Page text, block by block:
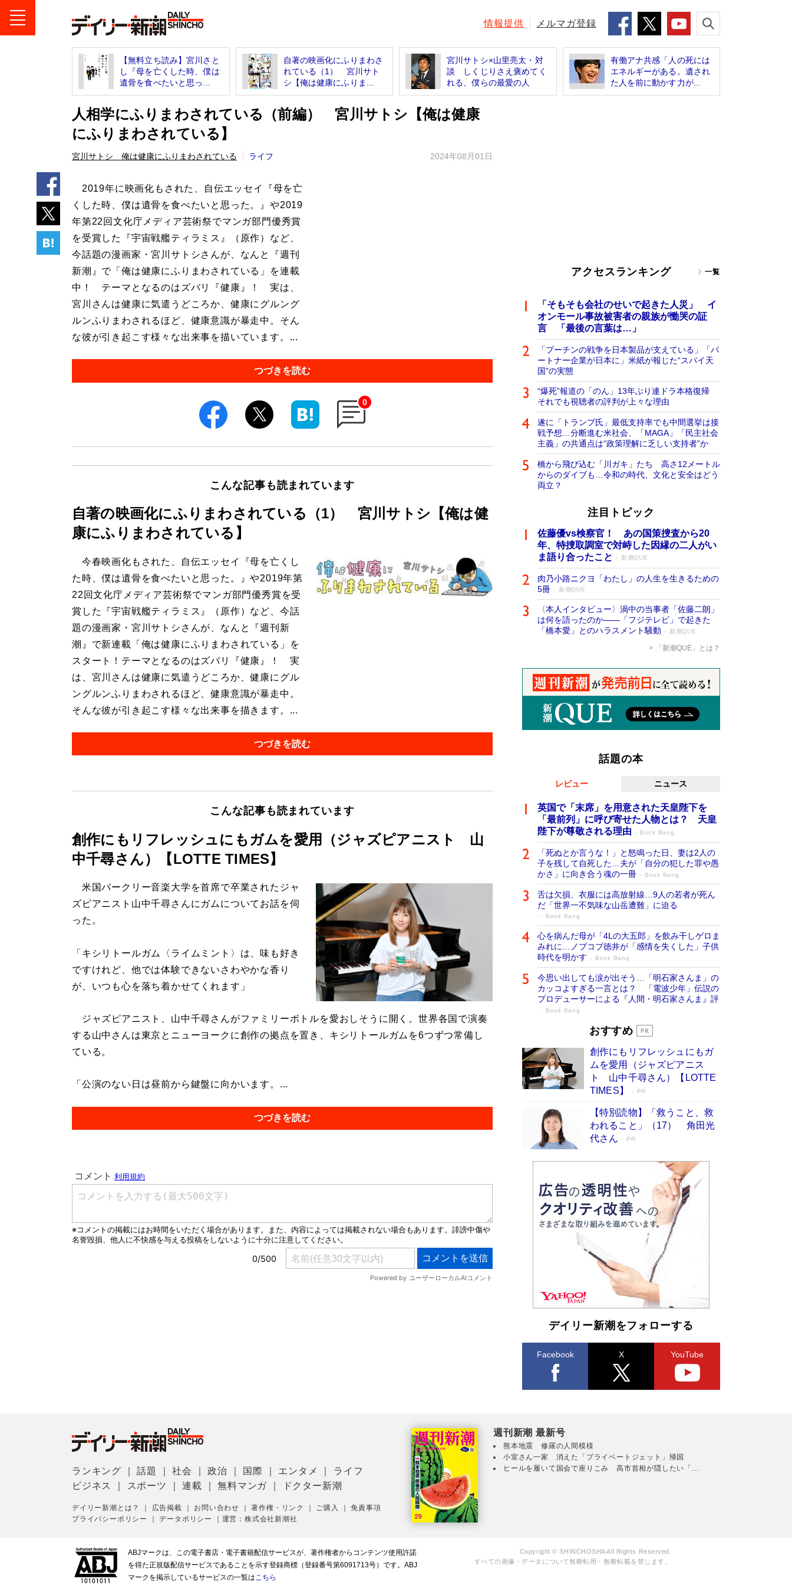
情報提供 メルマガ登録
【無料立ち読み】宮川さと
し『母を亡くした時、僕は
遺骨を食べたいと思っ...
自著の映画化にふりまわさ
れている（1） 宮川サト
シ【俺は健康にふりま...
宮川サトシ×山里亮太・対
談 しくじりさえ褒めてく
れる、僕らの最愛の人
有働アナ共感「人の死には
エネルギーがある。遺され
た人を前に動かす力が...
人相学にふりまわされている（前編） 宮川サトシ【俺は健康
にふりまわされている】
宮川サトシ 俺は健康にふりまわされている ライフ 2024年08月01日
2019年に映画化もされた、自伝エッセイ『母を亡
くした時、僕は遺骨を食べたいと思った。』や2019
年第22回文化庁メディア芸術祭でマンガ部門優秀賞
を受賞した『宇宙戦艦ティラミス』（原作）など、
今話題の漫画家・宮川サトシさんが、なんと『週刊
新潮』で「俺は健康にふりまわされている」を連載
中！ テーマとなるのはズバリ『健康』！ 実は、
宮川さんは健康に気遣うどころか、健康にグルング
ルンふりまわされるほど、健康意識が暴走中。そん
な彼が引き起こす様々な出来事を描いています。...
つづきを読む
0
こんな記事も読まれています
自著の映画化にふりまわされている（1） 宮川サトシ【俺は健
康にふりまわされている】
今春映画化もされた、自伝エッセイ『母を亡くし
た時、僕は遺骨を食べたいと思った。』や2019年第
22回文化庁メディア芸術祭でマンガ部門優秀賞を受
賞した『宇宙戦艦ティラミス』（原作）など、今話
題の漫画家・宮川サトシさんが、なんと『週刊新
潮』で新連載「俺は健康にふりまわされている」を
スタート！テーマとなるのはズバリ『健康』！ 実
は、宮川さんは健康に気遣うどころか、健康にグル
ングルンふりまわされるほど、健康意識が暴走中。
そんな彼が引き起こす様々な出来事を描きます。...
つづきを読む
こんな記事も読まれています
創作にもリフレッシュにもガムを愛用（ジャズピアニスト 山
中千尋さん）【LOTTE TIMES】
米国バークリー音楽大学を首席で卒業されたジャ
ズピアニスト山中千尋さんにガムについてお話を伺
った。
「キシリトールガム〈ライムミント〉は、味も好き
ですけれど、他では体験できないさわやかな香り
が、いつも心を落ち着かせてくれます」
ジャズピアニスト、山中千尋さんがファミリーボトルを愛おしそうに開く。世界各国で演奏
する山中さんは東京とニューヨークに創作の拠点を置き、キシリトールガムを6つずつ常備し
ている。
「公演のない日は昼前から鍵盤に向かいます。...
つづきを読む
アクセスランキング 一覧
「そもそも会社のせいで起きた人災」 イ
オンモール事故被害者の親族が慟哭の証
言 「最後の言葉は…」
「プーチンの戦争を日本製品が支えている」「パ
ートナー企業が日本に」米紙が報じた“スパイ天
国”の実態
“爆死”報道の「のん」13年ぶり連ドラ本格復帰
それでも視聴者の評判が上々な理由
遂に「トランプ氏」最低支持率でも中間選挙は接
戦予想…分断進む米社会、「MAGA」「民主社会
主義」の共通点は“政策理解に乏しい支持者”か
橋から飛び込む「川ガキ」たち 高さ12メートル
からのダイブも…令和の時代、文化と安全はどう
両立？
注目トピック
佐藤優vs検察官！ あの国策捜査から20
年、特捜取調室で対峙した因縁の二人がい
ま語り合ったこと
新潮QUE
肉乃小路ニクヨ「わたし」の人生を生きるための
5冊
新潮QUE
〈本人インタビュー〉渦中の当事者「佐藤二朗」
は何を語ったのか――「フジテレビ」で起きた
「橋本愛」とのハラスメント騒動
新潮QUE
「新潮QUE」とは？
話題の本
レビュー ニュース
英国で「末席」を用意された天皇陛下を
「最前列」に呼び寄せた人物とは？ 天皇
陛下が尊敬される理由
Book Bang
「死ぬとか言うな！」と怒鳴った日、妻は2人の
子を残して自死した…夫が「自分の犯した罪や愚
かさ」に向き合う魂の一冊
Book Bang
舌は欠損、衣服には高放射線…9人の若者が死ん
だ「世界一不気味な山岳遭難」に迫る
Book Bang
心を病んだ母が「4Lの大五郎」を飲み干しゲロま
みれに…ノブコブ徳井が「感情を失くした」子供
時代を明かす
Book Bang
今思い出しても涙が出そう…「明石家さんま」の
カッコよすぎる一言とは？ 「電波少年」伝説の
プロデューサーによる『人間・明石家さんま』評
Book Bang
「叱って伸びるやつは、褒めたらもっと伸
た“人を育てるコツ”…芸への考え方を明か
す
Book Bang
「『火垂るの墓』は、大嘘である」原作者が抱き
続けた“自責の念”とは…「自己憐憫は描きたくな
い」監督が徹底的にこだわったこと（後編） #
戦争の記憶
Book Bang
美輪明宏 晩年の回答を集めた『ほほえんで生き
るための人生相談』がランクイン［エンターテイ
メントベストセラー］
Book Bang
「宇宙兄弟」最終46巻がベストセラー1位 宇宙
開発への関心を押し上げた18年の物語に幕 特装
版には「宇宙で描かれたマンガ」も収録
Book Bang
「不意に涙が出そうに…」高嶋政伸が明かし
た“13歳の娘を暴行する役”への葛藤 インティマ
シーコーディネーターに支えられたNHK『大奥』
Book Bang
おすすめ
創作にもリフレッシュにもガ
ムを愛用（ジャズピアニス
ト 山中千尋さん）【LOTTE
TIMES】
PR
【特別読物】「救うこと、救
われること」（17） 角田光
代さん
PR
デイリー新潮をフォローする
Facebook X YouTube
ランキング ｜話題 ｜社会 ｜政治 国際 エンタメ
ライフ
ビジネス
スポーツ ｜連載 ｜無料マンガ ドクター新潮
デイリー新潮とは？ 広告掲載 お問い合わせ ｜著作権・リンク ご購入 ｜免責事項
プライバシーポリシー
｜データポリシー 運営：株式会社新潮社
週刊新潮 最新号
熊本地震 修羅の人間模様
小室さん一家 消えた「プライベートジェット」帰国
ヒールを履いて国会で座りこみ 高市首相が隠したい「...
ABJマークは、この電子書店・電子書籍配信サービスが、著作権者からコンテンツ使用許諾
を得た正規版配信サービスであることを示す登録商標（登録番号第6091713号）です。ABJ
マークを掲示しているサービスの一覧はこちら
Copyright © SHINCHOSHA All Rights Reserved.
すべての画像・データについて無断転用・無断転載を禁じます。